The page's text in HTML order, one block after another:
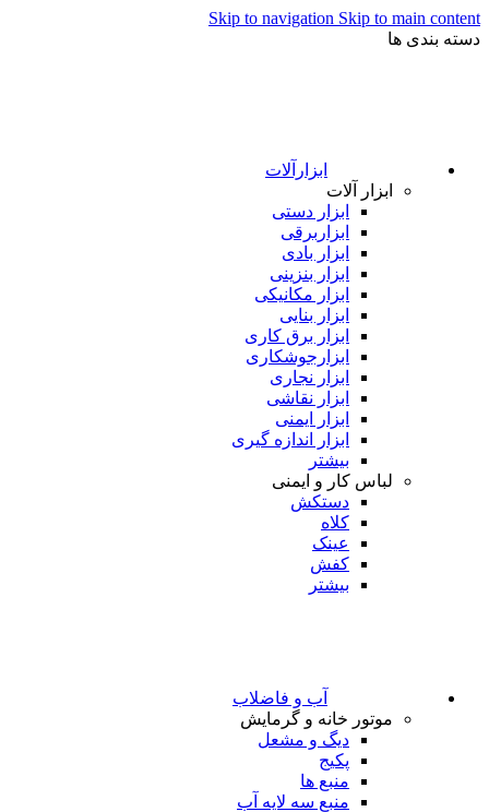
Skip to navigation Skip to main content
دسته بندی ها
ابزارآلات
ابزار آلات
ابزار دستی
ابزاربرقی
ابزار بادی
ابزار بنزینی
ابزار مکانیکی
ابزار بنایی
ابزار برق کاری
ابزارجوشکاری
ابزار نجاری
ابزار نقاشی
ابزار ایمنی
ابزار اندازه گیری
بیشتر
لباس کار و ایمنی
دستکش
کلاه
عینک
کفش
بیشتر
آب و فاضلاب
موتور خانه و گرمایش
دیگ و مشعل
پکیج
منبع ها
منبع سه لایه آب